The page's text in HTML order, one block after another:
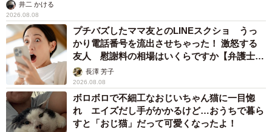
井二 かける
2026.08.08
プチバズしたママ友とのLINEスクショ うっ
かり電話番号を流出させちゃった！ 激怒する
友人 慰謝料の相場はいくらですか【弁護士が
解説】長澤 芳子
2026.08.08
ボロボロで不細工なおじいちゃん猫に一目惚
れ エイズだし手がかかるけど…おうちで暮ら
すと「おじ猫」だって可愛くなったよ！